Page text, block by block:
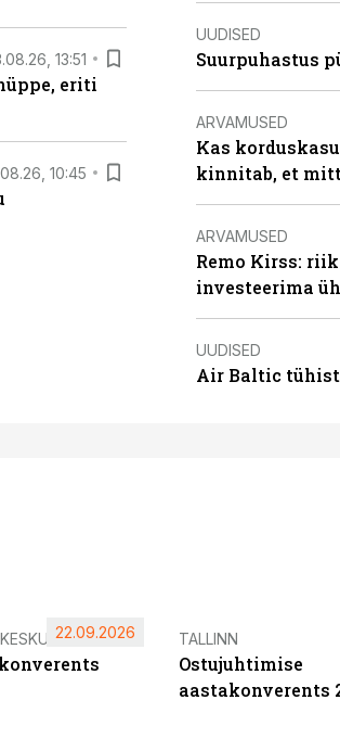
13:51
eriti
10:45
UUDISED
Suurpuhastus
ARVAMUSED
Kas
kinnitab, et
ARVAMUSED
Remo Kirss:
investeerima
UUDISED
Air Baltic
22.09.2026 TALLINN
Ostujuhtimise
aastakonverents